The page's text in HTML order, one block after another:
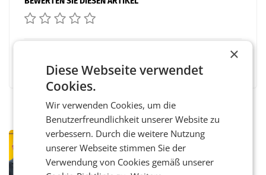
PRIMENEWS
Österreichische Post: Umsatzplus im
ersten Halbjahr trotz schwachem
×
Diese Webseite verwendet
Cookies.
Wir verwenden Cookies, um die
Benutzerfreundlichkeit unserer Website zu
verbessern. Durch die weitere Nutzung
unserer Webseite stimmen Sie der
Verwendung von Cookies gemäß unserer